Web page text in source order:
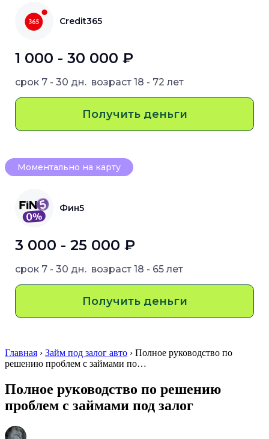
Credit365
1 000 - 30 000 ₽
срок 7 - 30 дн. возраст 18 - 72 лет
Получить деньги
Моментально на карту
Фин5
3 000 - 25 000 ₽
срок 7 - 30 дн. возраст 18 - 65 лет
Получить деньги
Главная › Займ под залог авто › Полное руководство по
решению проблем с займами по…
Полное руководство по решению
проблем с займами под залог